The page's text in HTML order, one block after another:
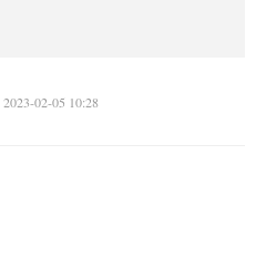
2023-02-05 10:28